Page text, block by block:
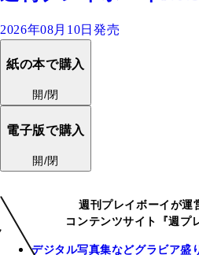
2026年08月10日発売
紙の本で購入
開/閉
電子版で購入
開/閉
週刊プレイボーイが運
コンテンツサイト『週プ
デジタル写真集などグラビア盛